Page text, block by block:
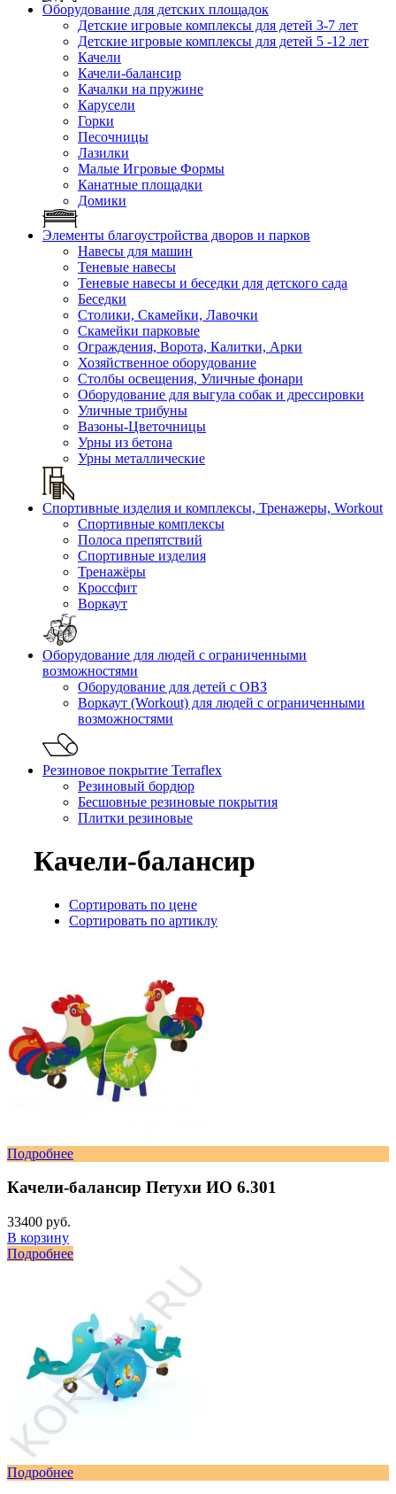
Оборудование для детских площадок
Детские игровые комплексы для детей 3-7 лет
Детские игровые комплексы для детей 5 -12 лет
Качели
Качели-балансир
Качалки на пружине
Карусели
Горки
Песочницы
Лазилки
Малые Игровые Формы
Канатные площадки
Домики
Элементы благоустройства дворов и парков
Навесы для машин
Теневые навесы
Теневые навесы и беседки для детского сада
Беседки
Столики, Скамейки, Лавочки
Скамейки парковые
Ограждения, Ворота, Калитки, Арки
Хозяйственное оборудование
Столбы освещения, Уличные фонари
Оборудование для выгула собак и дрессировки
Уличные трибуны
Вазоны-Цветочницы
Урны из бетона
Урны металлические
Спортивные изделия и комплексы, Тренажеры, Workout
Спортивные комплексы
Полоса препятствий
Спортивные изделия
Тренажёры
Кроссфит
Воркаут
Оборудование для людей с ограниченными
возможностями
Оборудование для детей с ОВЗ
Воркаут (Workout) для людей с ограниченными
возможностями
Резиновое покрытие Terraflex
Резиновый бордюр
Бесшовные резиновые покрытия
Плитки резиновые
Качели-балансир
Сортировать по цене
Сортировать по артиклу
Подробнее
Качели-балансир Петухи ИО 6.301
33400 руб.
В корзину
Подробнее
Подробнее